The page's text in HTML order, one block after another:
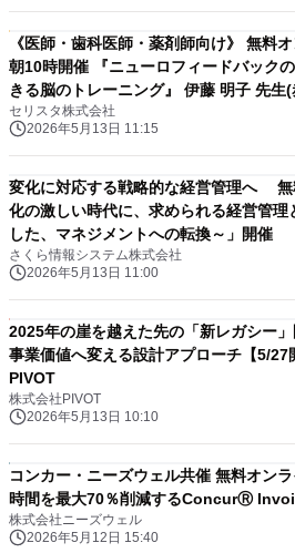
《医師・歯科医師・薬剤師向け》 無料
朝10時開催 『ニューロフィードバック
きる脳のトレーニング』 伊藤 明子 先生
院長)
セリスタ株式会社
2026年5月13日 11:15
変化に対応する戦略的な経営管理へ 無
化の激しい時代に、求められる経営管理とは？ ～現場デー
した、マネジメントへの転換～」開催
さくら情報システム株式会社
2026年5月13日 11:00
2025年の崖を越えた先の「新レガシー
事業価値へ変える設計アプローチ【5/27
PIVOT
株式会社PIVOT
2026年5月13日 10:10
コンカー・ニーズウェル共催 無料オンラインセミ
時間を最大70％削減するConcurⓇ
株式会社ニーズウェル
2026年5月12日 15:40